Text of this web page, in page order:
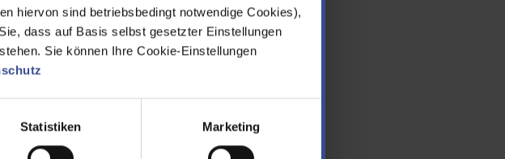
hiervon sind betriebsbedingt notwendige Cookies),
dass auf Basis selbst gesetzter Einstellungen
Sie können Ihre Cookie-Einstellungen
Statistiken Marketing
am Pfälzer Steg